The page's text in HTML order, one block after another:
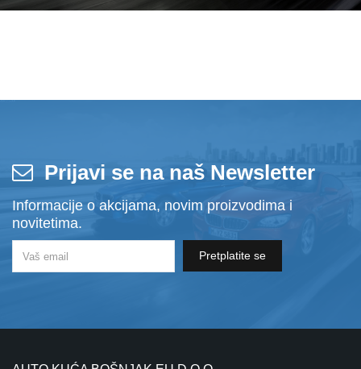
Prijavi se na naš Newsletter
Informacije o akcijama, novim proizvodima i
novitetima.
Pretplatite se